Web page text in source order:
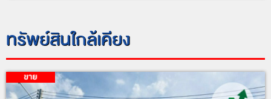
ทรัพย์สินใกล้เคียง